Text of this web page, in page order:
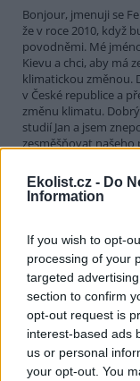
Ekolist.cz - Do
Information
If you wish to opt-
processing of your
targeted
section to confirm
opt-out request is
interest-based ads
us or personal
your opt-out. You
Bonjour, jmenuji se
že v roce 2010, když
povodněmi. Mé
Kievu a chci, aby má
klimatickou změnou.
v České republice a
změnu klimatu.
studií Jan a jsem
zesměšňovat našeho
tak čistý, jak si
mí přátelé v Nepálu
Sahara. Dobrý deň,
že Slovensko už dál
ale efektivně využije
Dzien dobry, já jsem
98% na uhlí v zemi s
zdroji. Mabuhay, já
ekologie, a věřím, že
s jejich přírodním a